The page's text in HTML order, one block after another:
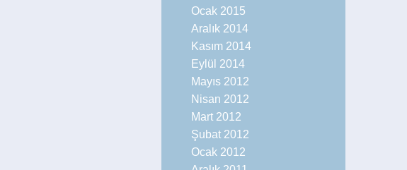
Ocak 2015
Aralık 2014
Kasım 2014
Eylül 2014
Mayıs 2012
Nisan 2012
Mart 2012
Şubat 2012
Ocak 2012